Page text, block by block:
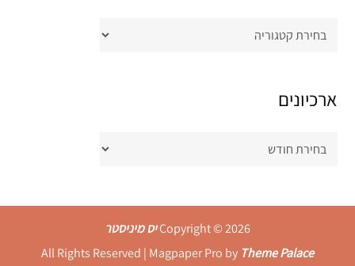
ארכיונים
Copyright © 2026יס מיניסטר
All Rights Reserved | Magpaper Pro by Theme Palace